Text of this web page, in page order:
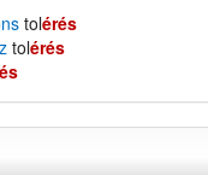
tolérés
tolérés